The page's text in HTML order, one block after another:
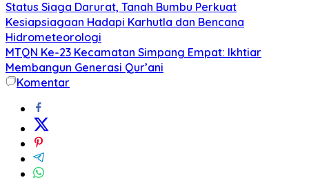
Status Siaga Darurat, Tanah Bumbu Perkuat
Kesiapsiagaan Hadapi Karhutla dan Bencana
Hidrometeorologi
MTQN Ke-23 Kecamatan Simpang Empat: Ikhtiar
Membangun Generasi Qur’ani
Komentar